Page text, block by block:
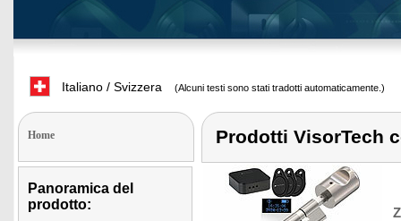
Italiano / Svizzera (Alcuni testi sono stati tradotti automaticamente.)
Home
Panoramica del
prodotto:
Prodotti VisorTech